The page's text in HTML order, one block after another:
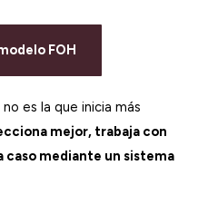
FOH
es la que inicia más
mejor, trabaja con
caso mediante un sistema